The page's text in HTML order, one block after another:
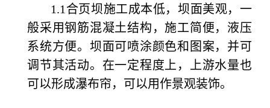
1.1合页坝施工成本低，坝面美观，一
般采用钢筋混凝土结构，施工简便，液压
系统方便。坝面可喷涂颜色和图案，并可
调节其活动。在一定程度上，上游水量也
可以形成瀑布帘，可以用作景观装饰。